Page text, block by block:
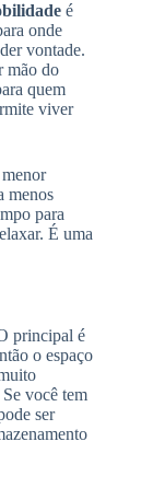
é
onde
vontade.
mão do
quem
viver
menos
para
É uma
principal é
o espaço
você tem
ser